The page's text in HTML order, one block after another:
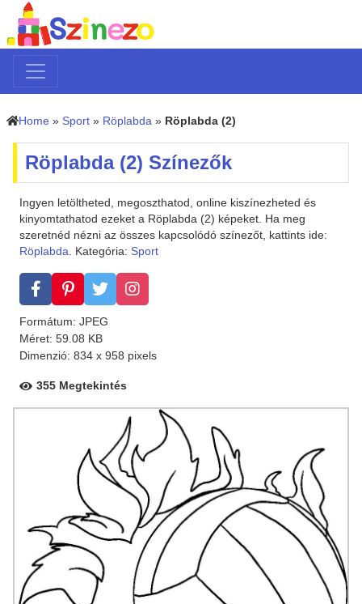
Home » Sport » Röplabda » Röplabda (2)
Röplabda (2) Színezők
Ingyen letöltheted, megoszthatod, online kiszínezheted és
kinyomtathatod ezeket a Röplabda (2) képeket. Ha meg
szeretnéd nézni az összes kapcsolódó színezőt, kattints ide:
Röplabda. Kategória: Sport
Formátum: JPEG
Méret: 59.08 KB
Dimenzió: 834 x 958 pixels
355 Megtekintés